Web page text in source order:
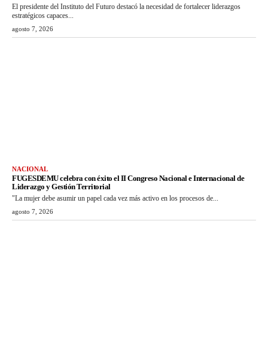
El presidente del Instituto del Futuro destacó la necesidad de fortalecer liderazgos
estratégicos capaces...
agosto 7, 2026
NACIONAL
FUGESDEMU celebra con éxito el II Congreso Nacional e Internacional de
Liderazgo y Gestión Territorial
"La mujer debe asumir un papel cada vez más activo en los procesos de...
agosto 7, 2026